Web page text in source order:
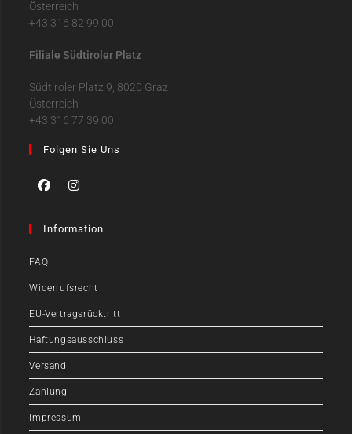
Österreich
+43 316 82 99 00
Filiale Südtiroler Platz
Südtiroler Platz 9, 8020 Graz
Österreich
+43 316 77 39 00
Folgen Sie Uns
Information
FAQ
Widerrufsrecht
EU-Vertragsrücktritt
Haftungsausschluss
Versand
Zahlung
Impressum